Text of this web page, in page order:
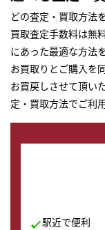
どの査定・買取方法
買取査定手数料は無
にあった最適な方法
お買取りとご購入を
お買戻しさせて頂い
定・買取方法でご利
駅近で便利